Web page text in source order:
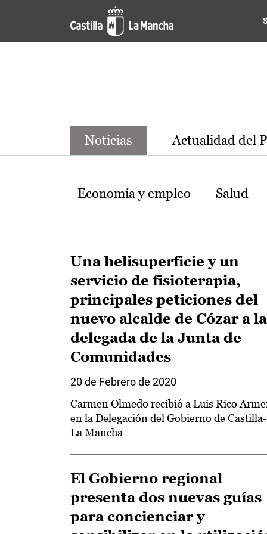
Pasar al contenido principal
Noticias de la región de
Noticias Actualidad del
Temas
Economía y empleo Salud
Una helisuperficie y un
servicio de fisioterapia,
principales peticiones del
nuevo alcalde de Cózar a la
delegada de la Junta de
Comunidades
20 de Febrero de 2020
Carmen Olmedo recibió a Luis Rico
en la Delegación del Gobierno de Castilla-
La Mancha
El Gobierno regional
presenta dos nuevas guías
para concienciar y